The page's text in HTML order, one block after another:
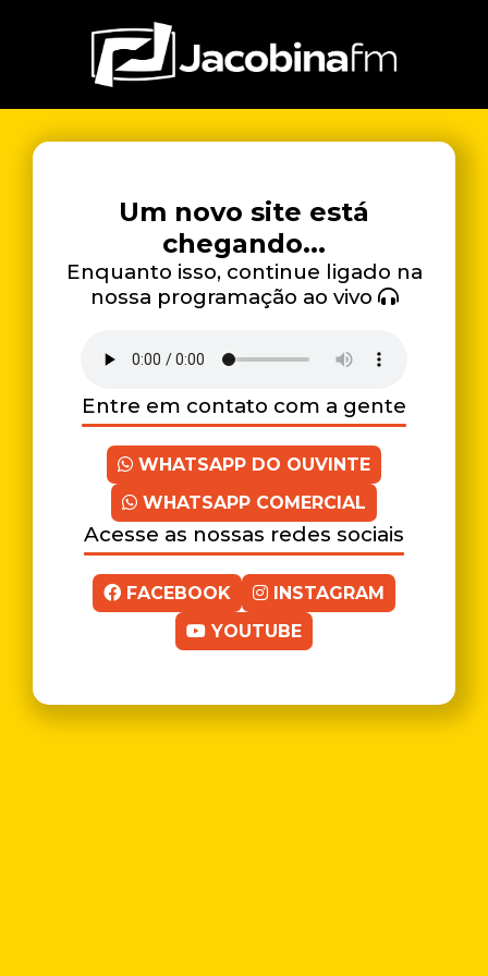
Um novo site está
chegando...
Enquanto isso, continue ligado na
nossa programação ao vivo
Entre em contato com a gente
WHATSAPP DO OUVINTE
WHATSAPP COMERCIAL
Acesse as nossas redes sociais
FACEBOOK
INSTAGRAM
YOUTUBE